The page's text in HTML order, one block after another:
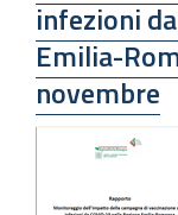
infezioni
Emilia-
novembre